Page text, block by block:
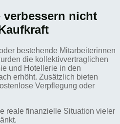
nicht
bestehende Mitarbeiterinnen
die kollektivvertraglichen
und Hotellerie in den
erhöht. Zusätzlich bieten
Verpflegung oder
reale finanzielle Situation vieler